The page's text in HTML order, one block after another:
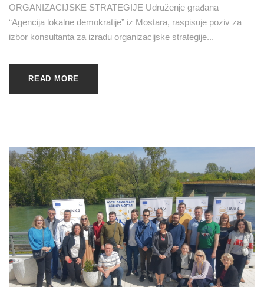
ORGANIZACIJSKE STRATEGIJE Udruženje građana
“Agencija lokalne demokratije” iz Mostara, raspisuje poziv za
izbor konsultanta za izradu organizacijske strategije...
READ MORE